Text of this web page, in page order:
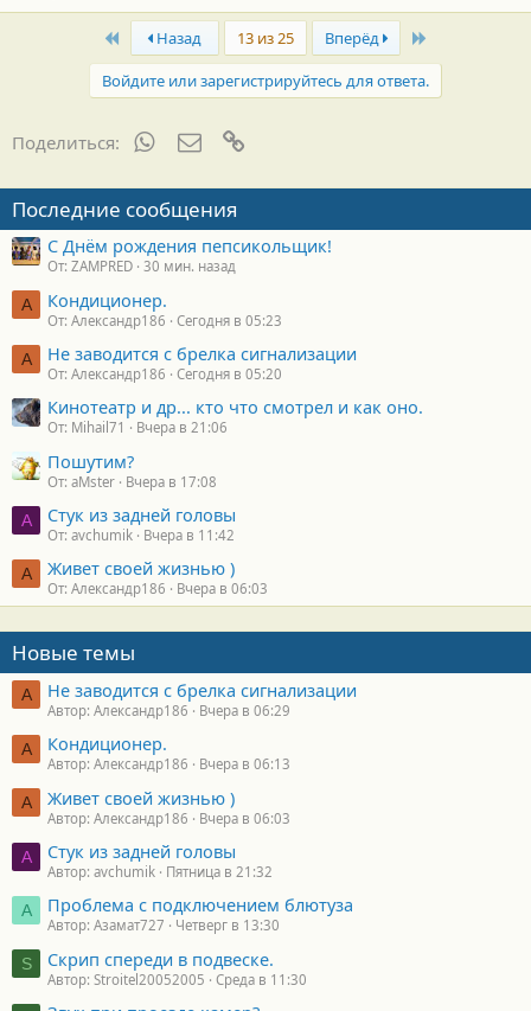
First Назад 13 из 25 Вперёд
Войдите или зарегистрируйтесь для ответа.
Поделиться: WhatsAppЭлектронная почта
Последние сообщения
С Днём рождения пепсикольщик!
От: ZAMPRED 30 мин. назад
А Кондиционер.
От: Александр186 Сегодня в 05:23
А Не заводится с брелка сигнализации
От: Александр186 Сегодня в 05:20
Кинотеатр и др... кто что смотрел и как оно.
От: Mihail71 Вчера в 21:06
Пошутим?
От: aMster Вчера в 17:08
A Стук из задней головы
От: avchumik Вчера в 11:42
А Живет своей жизнью )
От: Александр186 Вчера в 06:03
Новые темы
А Не заводится с брелка сигнализации
Автор: Александр186 Вчера в 06:29
А Кондиционер.
Автор: Александр186 Вчера в 06:13
А Живет своей жизнью )
Автор: Александр186 Вчера в 06:03
A Стук из задней головы
Автор: avchumik Пятница в 21:32
А Проблема с подключением блютуза
Автор: Азамат727 Четверг в 13:30
S Скрип спереди в подвеске.
Автор: Stroitel20052005 Среда в 11:30